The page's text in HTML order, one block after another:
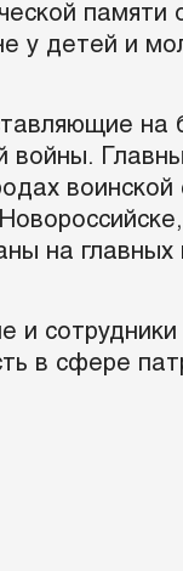
у детей и
на
на главных
в сфере